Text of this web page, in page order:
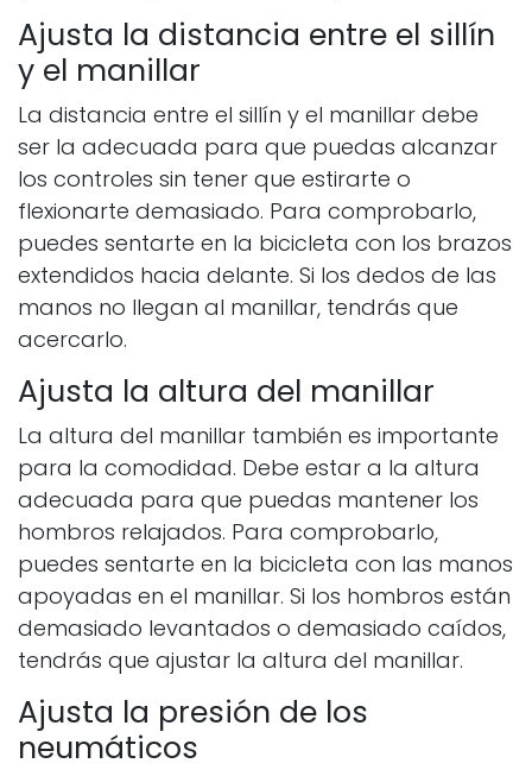
Ajusta la distancia entre el sillín
y el manillar
La distancia entre el sillín y el manillar debe
ser la adecuada para que puedas alcanzar
los controles sin tener que estirarte o
flexionarte demasiado. Para comprobarlo,
puedes sentarte en la bicicleta con los brazos
extendidos hacia delante. Si los dedos de las
manos no llegan al manillar, tendrás que
acercarlo.
Ajusta la altura del manillar
La altura del manillar también es importante
para la comodidad. Debe estar a la altura
adecuada para que puedas mantener los
hombros relajados. Para comprobarlo,
puedes sentarte en la bicicleta con las manos
apoyadas en el manillar. Si los hombros están
demasiado levantados o demasiado caídos,
tendrás que ajustar la altura del manillar.
Ajusta la presión de los
neumáticos